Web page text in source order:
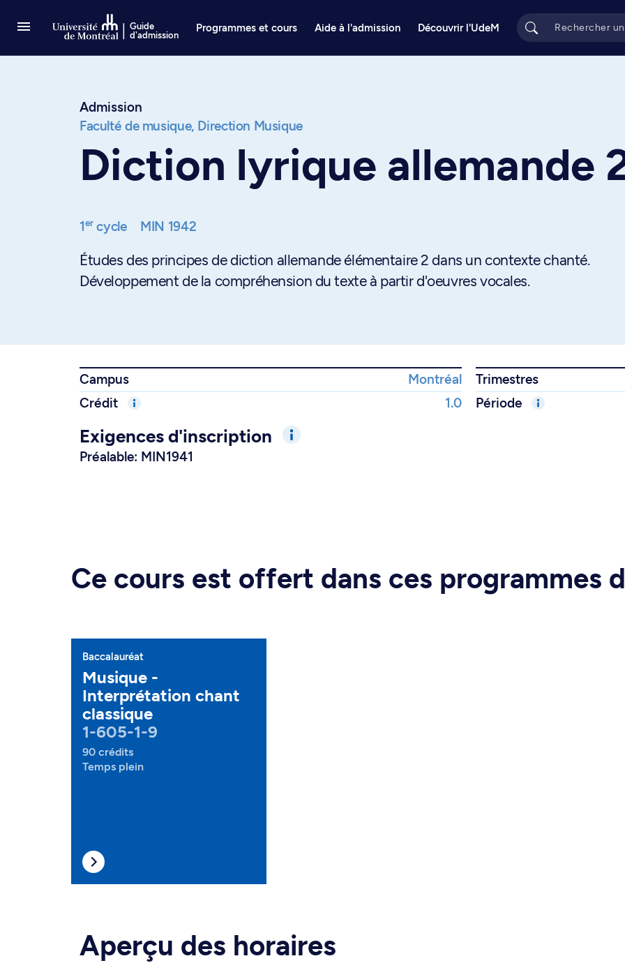
Guide
d'admission
Programmes et cours Aide à l'admission Découvrir l'UdeM
Admission
Faculté de musique, Direction Musique
Diction lyrique allemande
1ercycle MIN 1942
Études des principes de diction allemande élémentaire 2 dans un contexte chanté.
Développement de la compréhension du texte à partir d'oeuvres vocales.
Campus Montréal
Trimestres
Crédit
1.0 Période
Exigences d'inscription
Préalable: MIN1941
Ce cours est offert dans ces programmes
Baccalauréat
Musique -
Interprétation chant
classique
1-605-1-9
90 crédits
Temps plein
Aperçu des horaires